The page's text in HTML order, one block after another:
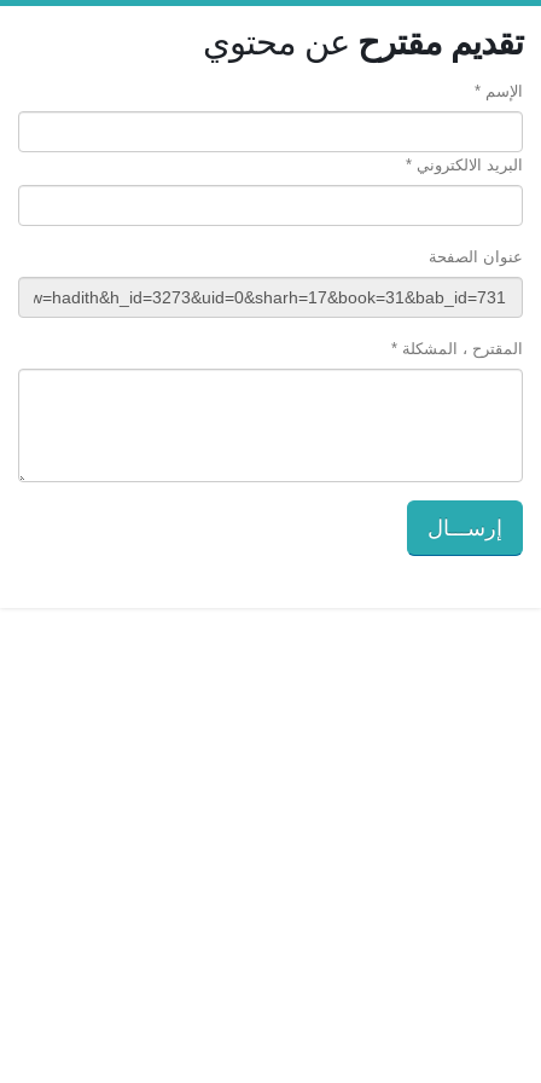
تقديم مقترح عن محتوي
الإسم *
البريد الالكتروني *
عنوان الصفحة
المقترح ، المشكلة *